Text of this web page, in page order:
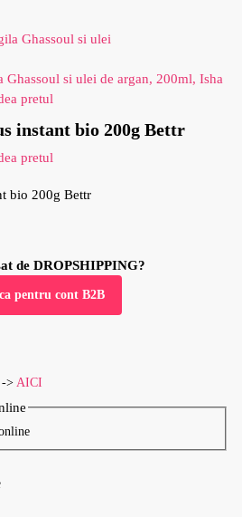
Ghassoul si ulei de argan, 200ml, Isha
pretul
instant bio 200g Bettr
pretul
bio 200g Bettr
de DROPSHIPPING?
pentru cont B2B
-> AICI